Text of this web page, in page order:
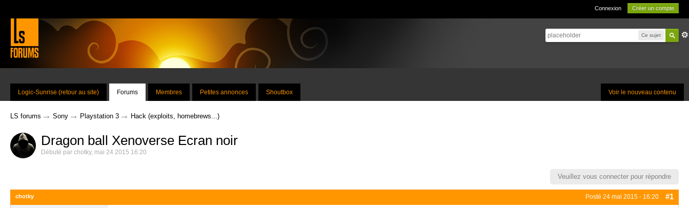
Connexion Créer un compte
Ce sujet
Voir le nouveau contenu
Logic-Sunrise (retour au site) Forums Membres Petites annonces Shoutbox
LS forums → Sony → Playstation 3 → Hack (exploits, homebrews...)
Dragon ball Xenoverse Ecran noir
Débuté par chotky, mai 24 2015 16:20
Veuillez vous connecter pour répondre
Posté 24 mai 2015 - 16:20 #1
chotky